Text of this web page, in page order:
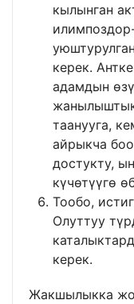
кылынган
керек.
адамдын
таанууга,
айрыкча
достукту,
күчөтүүгө
Тообо,
Олуттуу
керек.
Жакшылыкка